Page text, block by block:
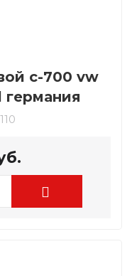
c-700 vw
германия